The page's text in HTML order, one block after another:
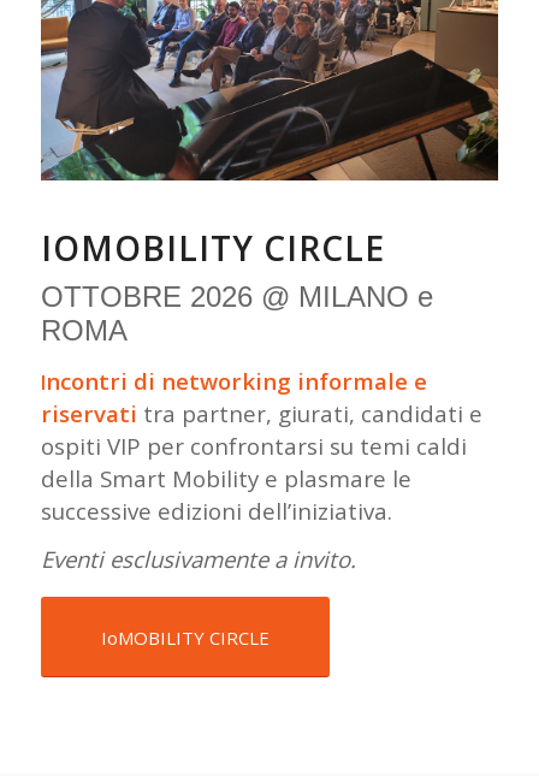
IOMOBILITY CIRCLE
OTTOBRE 2026 @ MILANO e
ROMA
Incontri di networking informale e
riservati tra partner, giurati, candidati e
ospiti VIP per confrontarsi su temi caldi
della Smart Mobility e plasmare le
successive edizioni dell’iniziativa.
Eventi esclusivamente a invito.
IoMOBILITY CIRCLE